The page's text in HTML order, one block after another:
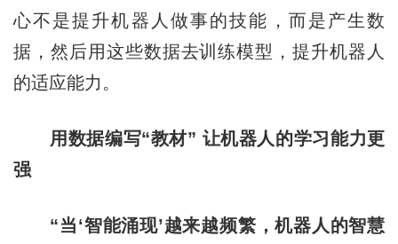
心不是提升机器人做事的技能，而是产生数
据，然后用这些数据去训练模型，提升机器人
的适应能力。
用数据编写“教材” 让机器人的学习 能力更
强
“当‘智能涌现’越来越频繁，机器人的智慧